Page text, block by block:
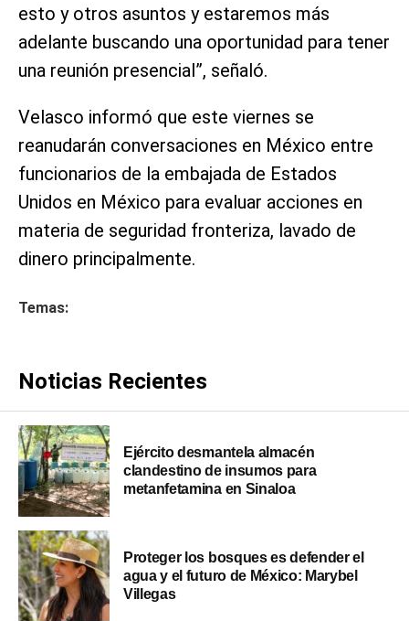
esto y otros asuntos y estaremos más
adelante buscando una oportunidad para tener
una reunión presencial”, señaló.
Velasco informó que este viernes se
reanudarán conversaciones en México entre
funcionarios de la embajada de Estados
Unidos en México para evaluar acciones en
materia de seguridad fronteriza, lavado de
dinero principalmente.
Temas:
Noticias Recientes
Ejército desmantela almacén
clandestino de insumos para
metanfetamina en Sinaloa
Proteger los bosques es defender el
agua y el futuro de México: Marybel
Villegas